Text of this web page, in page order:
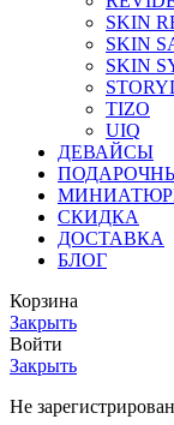
SKIN
SKIN
SKIN
TIZO
UIQ
ДЕВАЙСЫ
СКИДКА
ДОСТАВКА
БЛОГ
Корзина
Закрыть
Войти
Закрыть
Не